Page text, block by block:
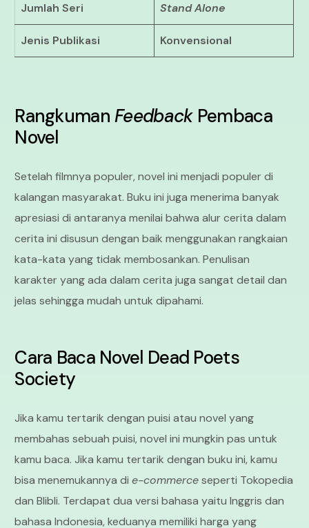
Jumlah Seri Stand Alone
Jenis Publikasi Konvensional
RangkumanFeedback Pembaca
Novel
Setelah filmnya populer, novel ini menjadi populer di
kalangan masyarakat. Buku ini juga menerima banyak
apresiasi di antaranya menilai bahwa alur cerita dalam
cerita ini disusun dengan baik menggunakan rangkaian
kata-kata yang tidak membosankan. Penulisan
karakter yang ada dalam cerita juga sangat detail dan
jelas sehingga mudah untuk dipahami.
Cara Baca Novel Dead Poets
Society
Jika kamu tertarik dengan puisi atau novel yang
membahas sebuah puisi, novel ini mungkin pas untuk
kamu baca. Jika kamu tertarik dengan buku ini, kamu
bisa menemukannya die-commerceseperti Tokopedia
dan Blibli. Terdapat dua versi bahasa yaitu Inggris dan
bahasa Indonesia, keduanya memiliki harga yang